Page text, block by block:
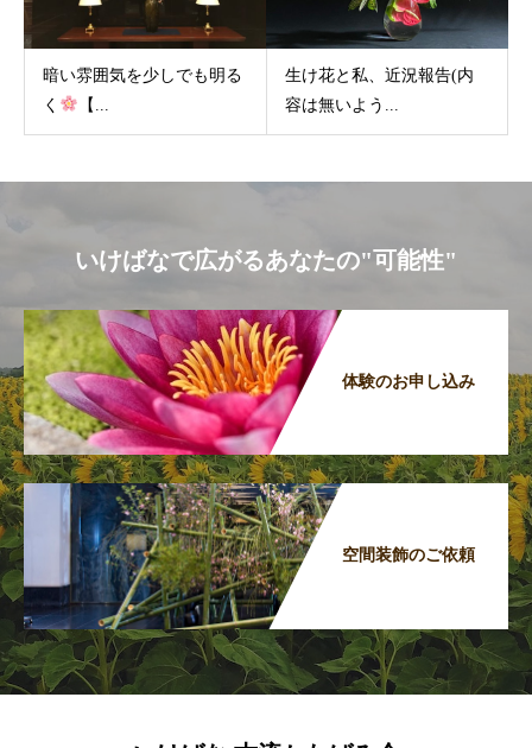
暗い雰囲気を少しでも明る
く
【...
生け花と私、近況報告(内
容は無いよう...
いけばなで広がるあなたの"可能性"
体験のお申し込み
空間装飾のご依頼